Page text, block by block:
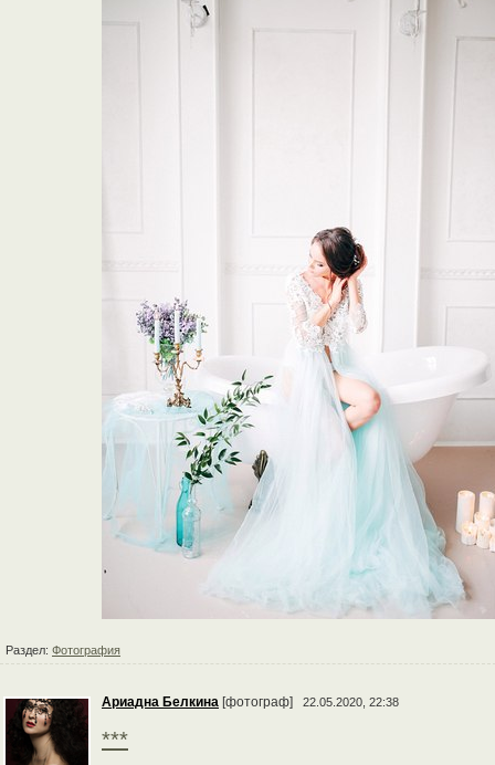
Раздел: Фотография
Ариадна Белкина [фотограф] 22.05.2020, 22:38
***